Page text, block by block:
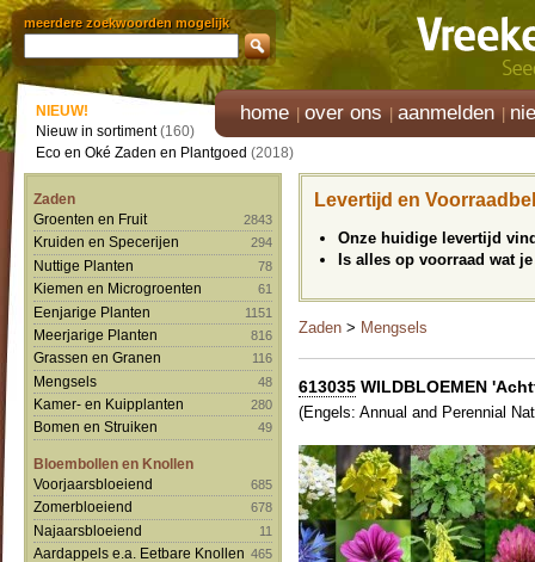
meerdere zoekwoorden mogelijk
home over ons aanmelden
NIEUW!
Nieuw in sortiment(160)
Eco en Oké Zaden en Plantgoed (2018)
Zaden
Groenten en Fruit
2843
Kruiden en Specerijen 294
Nuttige Planten 78
Kiemen en Microgroenten 61
Eenjarige Planten 1151
Meerjarige Planten 816
Grassen en Granen 116
Mengsels 48
Kamer- en Kuipplanten 280
Bomen en Struiken 49
Bloembollen en Knollen
Voorjaarsbloeiend
685
Zomerbloeiend 678
Najaarsbloeiend 11
Aardappels e.a. Eetbare Knollen 465
Levertijd en
Onze huidige levertijd
Is alles op voorraad wat
Zaden > Mengsels
613035 WILDBLOEMEN
(Engels: Annual and Perennial